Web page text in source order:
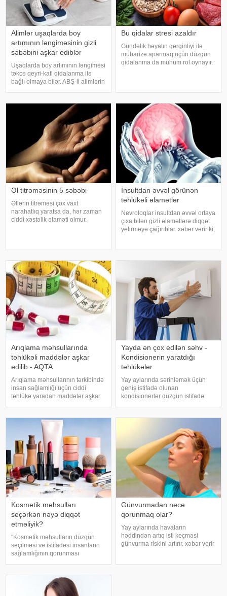
Alimlər uşaqlarda boy
artımının ləngiməsinin gizli
səbəbini aşkar ediblər
Uşaqlarda boy artımının ləngiməsi
təkcə qeyri-kafi qidalanma ilə
bağlı olmaya bilər. ABŞ-li alimlərin
bakteriyalar hələ ana bətnində
olarkən körpənin inkişafın
Bu qidalar stresi azaldır
Gündəlik həyatın gərginliyi ilə
mübarizə aparmaq üçün düzgün
qidalanma da mühüm rol oynayır.
bilər
Əl titrəməsinin 5 səbəbi
Əllərin titrəməsi çox vaxt
narahatlıq yaratsa da, hər zaman
ciddi xəstəlik əlaməti olmur.
İnsultdan əvvəl görünən
təhlükəli əlamətlər
Nevroloqlar insultdan əvvəl ortaya
çıxa bilən gizli əlamətlərə diqqət
yetirməyə çağırıblar. xəbər verir ki,
verə bilər. Lakin b
Arıqlama məhsullarında
təhlükəli maddələr aşkar
edilib - AQTA
Arıqlama məhsullarının tərkibində
insan sağlamlığı üçün ciddi
təhlükə yaradan maddələr aşkar
Təhlükəsizliyi Agentliyinin (AQTA)
Qida təhlükəsizliyi şöbəsinin
Yayda ən çox edilən səhv -
Kondisionerin yaratdığı
təhlükələr
Yay aylarında sərinləmək üçün
geniş istifadə olunan
kondisionerlər düzgün istifadə
dəyişiklikləri, quru hava və
baxımsız kondisionerlərd
Kosmetik məhsulları
seçərkən nəyə diqqət
etməliyik?
"Kosmetik məhsulların düzgün
seçilməsi və istifadəsi insanların
sağlamlığının qorunması
Səhiyyə Nazirliyinin rəsmi
"Instagram" hesabınd
Günvurmadan necə
qorunmaq olar?
Yay aylarında havaların
həddindən artıq isti keçməsi
günvurma riskini artırır. xəbər verir